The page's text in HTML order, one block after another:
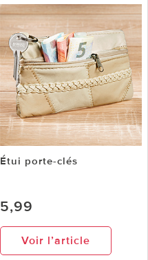
Étui porte-clés
5,99
Voir l’article